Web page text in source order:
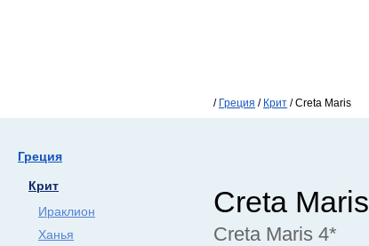
/ Греция / Крит / Creta Maris
Греция
Крит
Ираклион
Ханья
Creta Maris
Creta Maris 4*